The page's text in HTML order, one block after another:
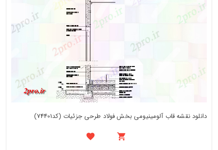
دانلود نقشه قاب آلومینیومی بخش فولاد طرحی جزئیات (کد74401)